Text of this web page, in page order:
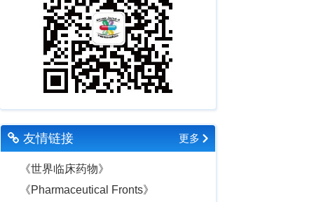
友情链接 更多
《世界临床药物》
《Pharmaceutical Fronts》